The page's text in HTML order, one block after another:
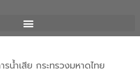
น้ำเสีย กระทรวงมหาดไทย